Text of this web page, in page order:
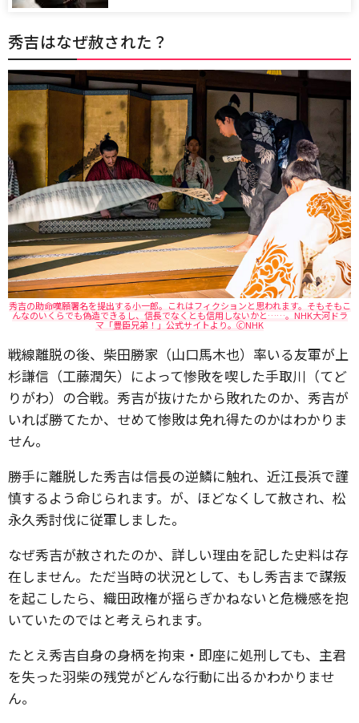
秀吉はなぜ赦された？
秀吉の助命嘆願署名を提出する小一郎。これはフィクションと思われます。そもそもこ
んなのいくらでも偽造できるし、信長でなくとも信用しないかと……。NHK大河ドラ
マ「豊臣兄弟！」公式サイトより。🄫NHK
戦線離脱の後、柴田勝家（山口馬木也）率いる友軍が上
杉謙信（工藤潤矢）によって惨敗を喫した手取川（てど
りがわ）の合戦。秀吉が抜けたから敗れたのか、秀吉が
いれば勝てたか、せめて惨敗は免れ得たのかはわかりま
せん。
勝手に離脱した秀吉は信長の逆鱗に触れ、近江長浜で謹
慎するよう命じられます。が、ほどなくして赦され、松
永久秀討伐に従軍しました。
なぜ秀吉が赦されたのか、詳しい理由を記した史料は存
在しません。ただ当時の状況として、もし秀吉まで謀叛
を起こしたら、織田政権が揺らぎかねないと危機感を抱
いていたのではと考えられます。
たとえ秀吉自身の身柄を拘束・即座に処刑しても、主君
を失った羽柴の残党がどんな行動に出るかわかりませ
ん。